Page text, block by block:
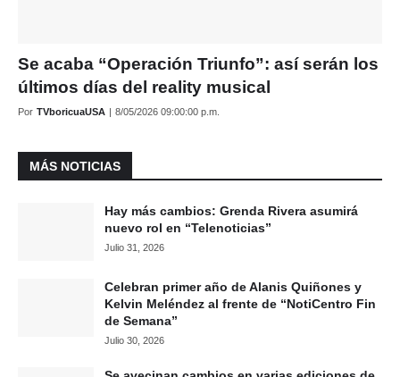
Se acaba “Operación Triunfo”: así serán los
últimos días del reality musical
Por TVboricuaUSA 8/05/2026 09:00:00 p.m.
MÁS NOTICIAS
Hay más cambios: Grenda Rivera asumirá
nuevo rol en “Telenoticias”
Julio 31, 2026
Celebran primer año de Alanis Quiñones y
Kelvin Meléndez al frente de “NotiCentro Fin
de Semana”
Julio 30, 2026